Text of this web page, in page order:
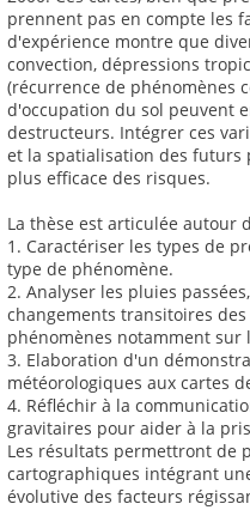
prennent pas en compte les
d'expérience montre que
convection, dépressions
(récurrence de phénomènes
d'occupation du sol peuvent
destructeurs. Intégrer ces
et la spatialisation des futurs
plus efficace des risques.
La thèse est articulée autour
1. Caractériser les types de
type de phénomène.
2. Analyser les pluies
changements transitoires
phénomènes notamment sur
3. Elaboration d'un
météorologiques aux cartes
4. Réfléchir à la
gravitaires pour aider à la
Les résultats permettront de
cartographiques intégrant
évolutive des facteurs